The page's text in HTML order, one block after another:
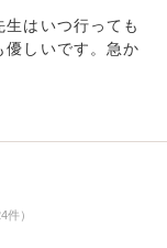
はいつ行っても
優しいです。急か
）